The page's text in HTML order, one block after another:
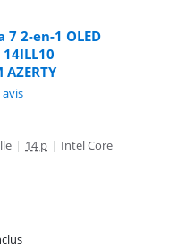
7 2-en-1 OLED
avis
| 14 p | Intel Core